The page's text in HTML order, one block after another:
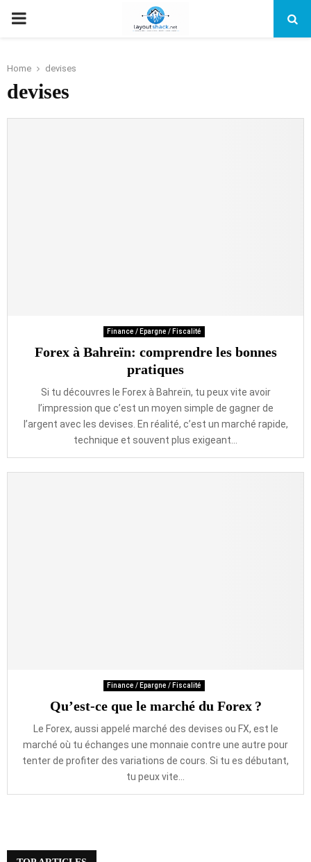
PRIMARY
Home devises
devises
Finance / Epargne / Fiscalité
Forex à Bahreïn: comprendre les bonnes
pratiques
Si tu découvres le Forex à Bahreïn, tu peux vite avoir
l’impression que c’est un moyen simple de gagner de
l’argent avec les devises. En réalité, c’est un marché rapide,
technique et souvent plus exigeant...
Finance / Epargne / Fiscalité
Qu’est-ce que le marché du Forex ?
Le Forex, aussi appelé marché des devises ou FX, est le
marché où tu échanges une monnaie contre une autre pour
tenter de profiter des variations de cours. Si tu es débutant,
tu peux vite...